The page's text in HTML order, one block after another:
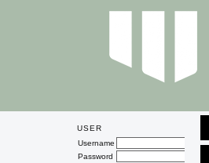
USER
Username
Password